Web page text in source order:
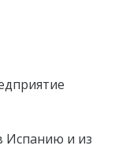
Испанию и из